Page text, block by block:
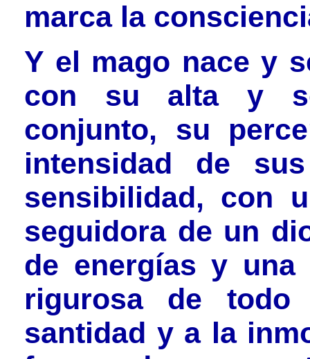
marca la
Y el mago nace y
con su alta y
conjunto, su
intensidad de
sensibilidad, con
seguidora de un
de energías y una
rigurosa de
santidad y a la